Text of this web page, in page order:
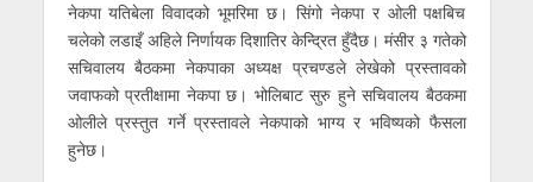
नेकपा यतिबेला विवादको भूमरिमा छ। सिंगो नेकपा र ओली पक्षबिच
चलेको लडाइँ अहिले निर्णायक दिशातिर केन्द्रित हुँदैछ। मंसीर ३ गतेको
सचिवालय बैठकमा नेकपाका अध्यक्ष प्रचण्डले लेखेको प्रस्तावको
जवाफको प्रतीक्षामा नेकपा छ। भोलिबाट सुरु हुने सचिवालय बैठकमा
ओलीले प्रस्तुत गर्ने प्रस्तावले नेकपाको भाग्य र भविष्यको फैसला
हुनेछ।